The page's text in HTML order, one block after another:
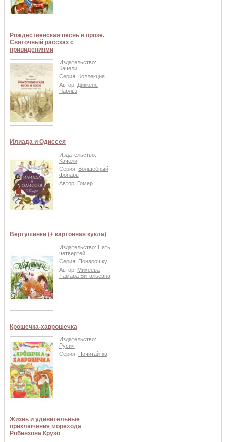
Рождественская песнь в прозе.
Святочный рассказ с
привидениями
Издательство:
Качели
Серия: Коллекция
Автор: Диккенс
Чарльз
Илиада и Одиссея
Издательство:
Качели
Серия: Волшебный
фонарь
Автор: Гомер
Вертушинки (+ картонная кукла)
Издательство: Пять
четвертей
Серия: Понарошку
Автор: Михеева
Тамара Витальевна
Крошечка-хаврошечка
Издательство:
Русич
Серия: Почитай-ка
Жизнь и удивительные
приключения морехода
Робинзона Крузо